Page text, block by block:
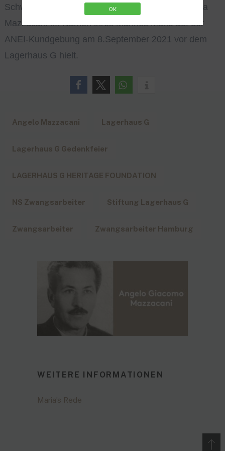
Schwiegervaters. Nachfolgend die Rede, die Maria
Mazzacani im Namen ihres Mannes Mario auf der
ANEI-Kundgebung am 8.September 2021 vor dem
Lagerhaus G hielt.
Angelo Mazzacani Lagerhaus G
Lagerhaus G Gedenkfeier
LAGERHAUS G HERITAGE FOUNDATION
NS Zwangsarbeiter Stiftung Lagerhaus G
Zwangsarbeiter Zwangsarbeiter Hamburg
WEITERE INFORMATIONEN
Maria’s Rede
OK